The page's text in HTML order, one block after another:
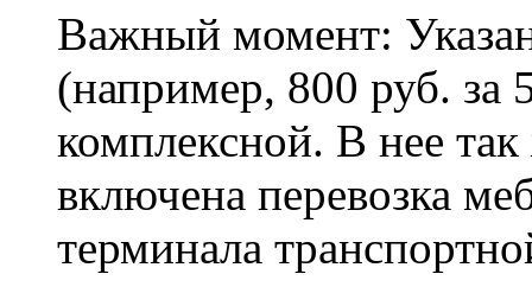
Важный момент:
(например, 800 руб. за
комплексной. В нее
включена перевозка
терминала